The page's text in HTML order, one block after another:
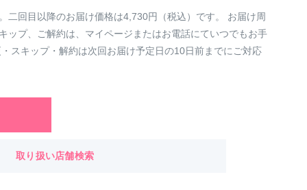
二回目以降のお届け価格は4,730円（税込）です。 お届け周
ップ、ご解約は、マイページまたはお電話にていつでもお手
スキップ・解約は次回お届け予定日の10日前までにご対応
取り扱い店舗検索